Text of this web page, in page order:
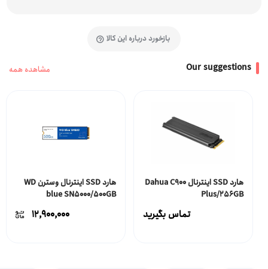
بازخورد درباره این کالا
Our suggestions مشاهده همه
هارد SSD اینترنال Dahua C900
Plus/256GB
تماس بگیرید
هارد SSD اینترنال وسترن WD
blue SN5000/500GB
12,900,000